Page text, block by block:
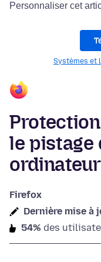
Personnaliser cet
Systèmes et
le pistage
ordinateur
Firefox
Dernière mise à
54% des